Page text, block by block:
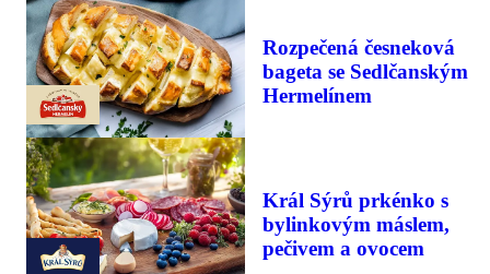
Rozpečená česneková
bageta se Sedlčanským
Hermelínem
Král Sýrů prkénko s
bylinkovým máslem,
pečivem a ovocem